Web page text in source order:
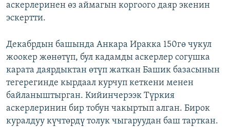
аскерлеринен өз аймагын коргоого даяр экенин
эскертти.
Декабрдын башында Анкара Иракка 150гө чукул
жоокер жөнөтүп, бул кадамды аскерлер согушка
карата даярдыктан өтүп жаткан Башик базасынын
тегерегинде кырдаал курчуп кеткени менен
байланыштырган. Кийинчерээк Түркия
аскерлеринин бир тобун чакыртып алган. Бирок
куралдуу күчтөрдү толук чыгаруудан баш тарткан.